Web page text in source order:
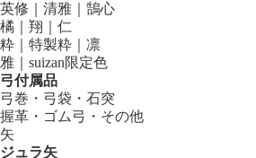
英修｜清雅｜鵠心
橘｜翔｜仁
粋｜特製粋｜凛
雅｜suizan限定色
弓付属品
弓巻・弓袋・石突
握革・ゴム弓・その他
矢
ジュラ矢